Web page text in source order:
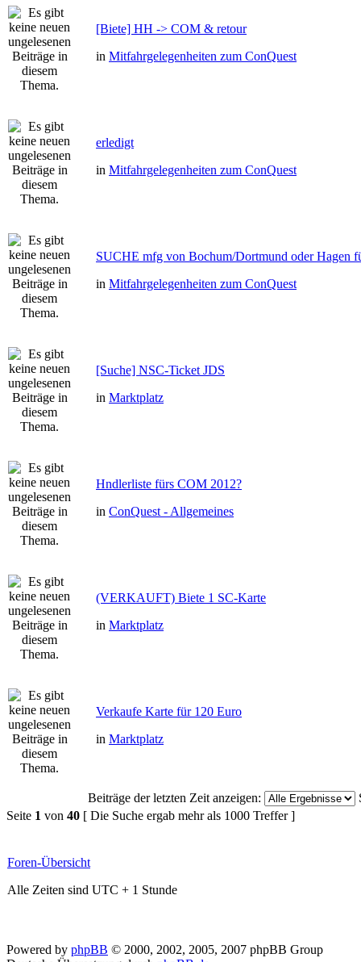
[Biete] HH -> COM & retour
in Mitfahrgelegenheiten zum ConQuest
erledigt
in Mitfahrgelegenheiten zum ConQuest
SUCHE mfg von Bochum/Dortmund oder Hagen
in Mitfahrgelegenheiten zum ConQuest
[Suche] NSC-Ticket JDS
in Marktplatz
Hndlerliste fürs COM 2012?
in ConQuest - Allgemeines
(VERKAUFT) Biete 1 SC-Karte
in Marktplatz
Verkaufe Karte für 120 Euro
in Marktplatz
Beiträge der letzten Zeit anzeigen:
Seite 1 von 40 [ Die Suche ergab mehr als 1000 Treffer ]
Foren-Übersicht
Alle Zeiten sind UTC + 1 Stunde
Powered by phpBB © 2000, 2002, 2005, 2007 phpBB Group